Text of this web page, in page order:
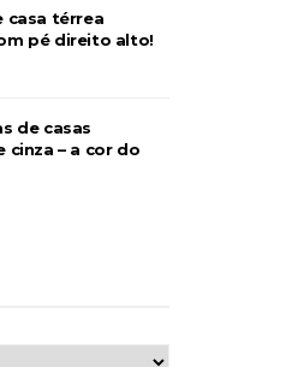
casa térrea
pé direito alto!
de casas
cinza – a cor do